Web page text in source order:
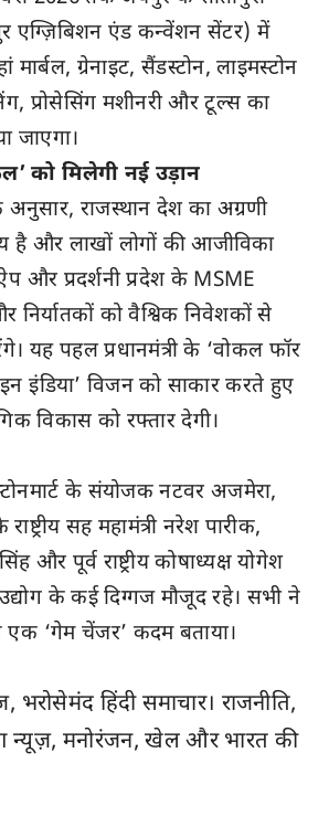
एग्ज़िबिशन एंड कन्वेंशन सेंटर) में
मार्बल, ग्रेनाइट, सैंडस्टोन, लाइमस्टोन
प्रोसेसिंग मशीनरी और टूल्स का
जाएगा।
को मिलेगी नई उड़ान
राजस्थान देश का अग्रणी
है और लाखों लोगों की आजीविका
और प्रदर्शनी प्रदेश के MSME
निर्यातकों को वैश्विक निवेशकों से
यह पहल प्रधानमंत्री के ‘वोकल फॉर
इंडिया’ विजन को साकार करते हुए
विकास को रफ्तार देगी।
के संयोजक नटवर अजमेरा,
सह महामंत्री नरेश पारीक,
और पूर्व राष्ट्रीय कोषाध्यक्ष योगेश
के कई दिग्गज मौजूद रहे। सभी ने
‘गेम चेंजर’ कदम बताया।
भरोसेमंद हिंदी समाचार। राजनीति,
न्यूज़, मनोरंजन, खेल औरभारत की